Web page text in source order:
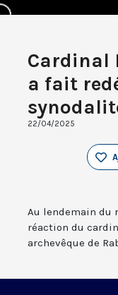
Cardinal
a fait
22/04/2025
Au lendemain du
réaction du
archevêque de